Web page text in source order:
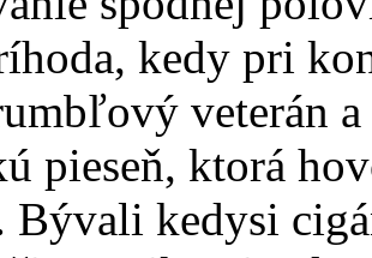
kedy pri
veterán
pieseň, ktorá
Bývali kedysi